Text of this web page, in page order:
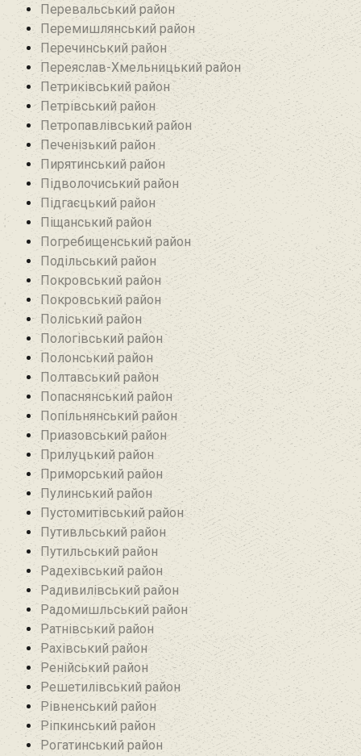
Перевальський район‎
Перемишлянський район
Перечинський район
Переяслав-Хмельницький район
Петриківський район
Петрівський район‎
Петропавлівський район
Печенізький район
Пирятинський район
Підволочиський район
Підгаєцький район
Піщанський район
Погребищенський район
Подільський район
Покровський район
Покровський район
Поліський район
Пологівський район
Полонський район
Полтавський район
Попаснянський район
Попільнянський район‎
Приазовський район
Прилуцький район
Приморський район
Пулинський район
Пустомитівський район
Путивльський район‎
Путильський район
Радехівський район
Радивилівський район
Радомишльський район‎
Ратнівський район
Рахівський район
Ренійський район
Решетилівський район
Рівненський район
Ріпкинський район
Рогатинський район